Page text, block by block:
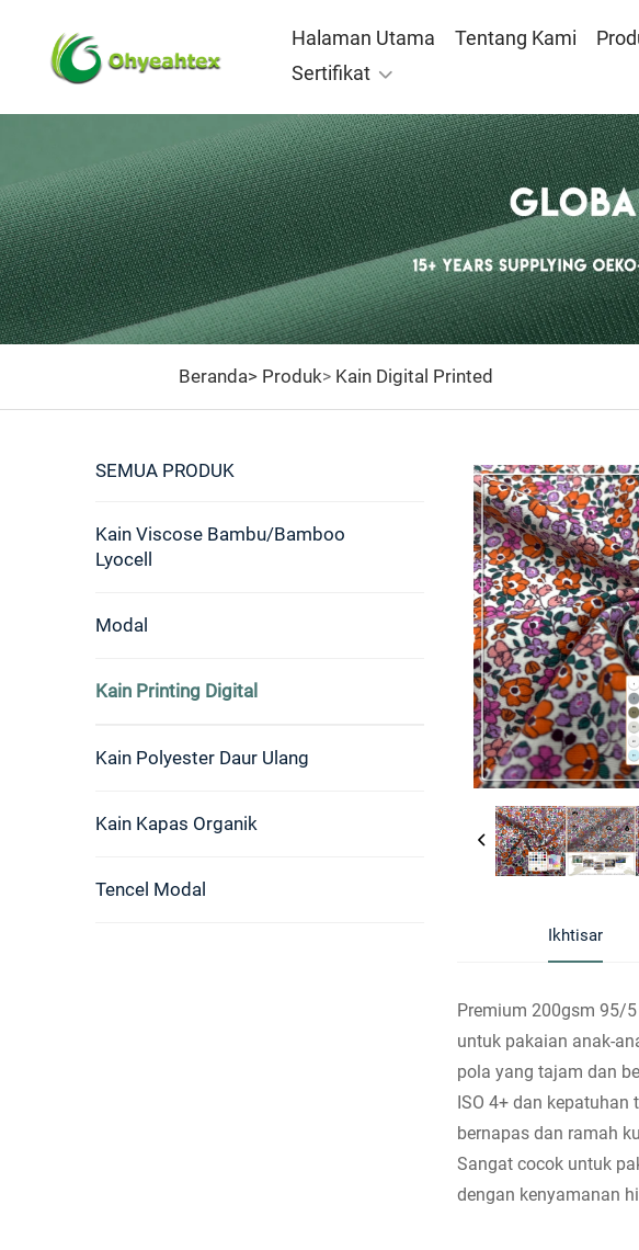
Halaman Utama Tentang Kami
Sertifikat
Beranda> Produk> Kain Digital Printed
SEMUA PRODUK
Kain Viscose Bambu/Bamboo
Lyocell
Modal
Kain Printing Digital
Kain Polyester Daur Ulang
Kain Kapas Organik
Tencel Modal
Ikhtisar
Premium 200gsm 95/
untuk pakaian anak-
pola yang tajam dan
ISO 4+ dan kepatuhan
bernapas dan ramah
Sangat cocok untuk
dengan kenyamanan